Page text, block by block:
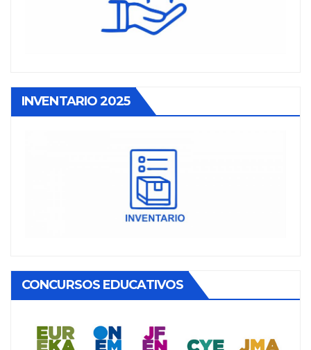
INVENTARIO 2025
CONCURSOS EDUCATIVOS